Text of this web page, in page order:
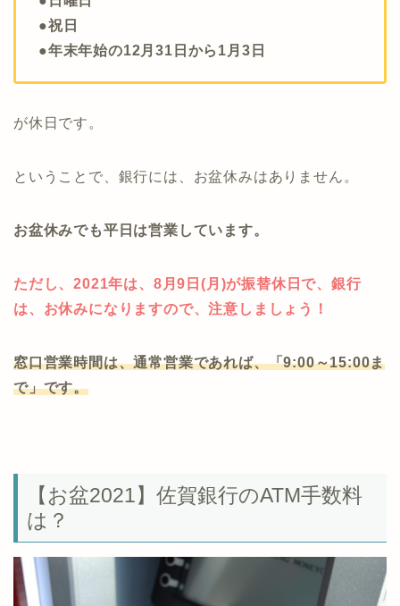
●祝日
●年末年始の12月31日から1月3日
が休日です。
ということで、銀行には、お盆休みはありません。
お盆休みでも平日は営業しています。
ただし、2021年は、8月9日(月)が振替休日で、銀行
は、お休みになりますので、注意しましょう！
窓口営業時間は、通常営業であれば、「9:00～15:00ま
で」です。
【お盆2021】佐賀銀行のATM手数料
は？